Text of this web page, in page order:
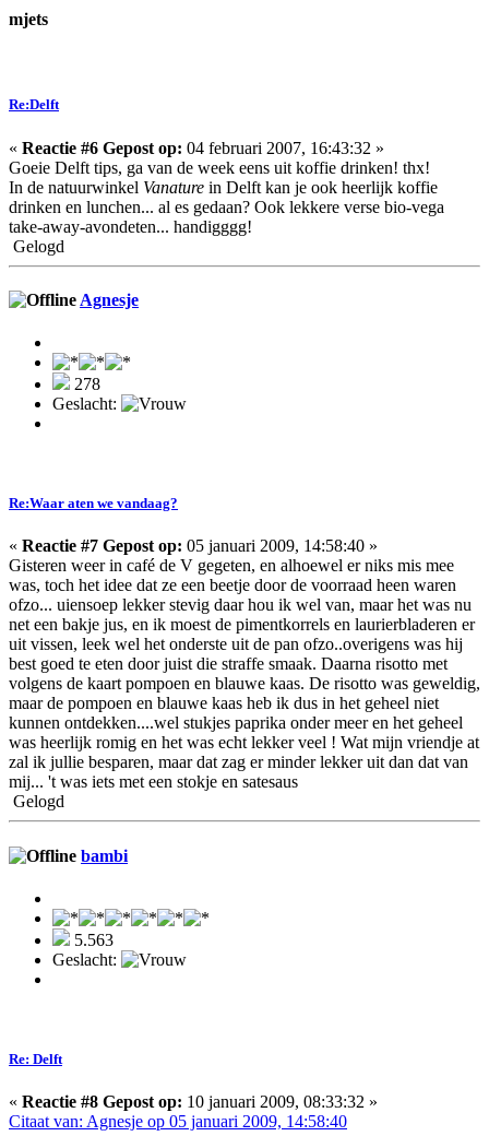
mjets
Re:Delft
« Reactie #6 Gepost op: 04 februari 2007, 16:43:32 »
Goeie Delft tips, ga van de week eens uit koffie drinken! thx!
In de natuurwinkel Vanature in Delft kan je ook heerlijk koffie
drinken en lunchen... al es gedaan? Ook lekkere verse bio-vega
take-away-avondeten... handigggg!
Gelogd
Agnesje
278
Geslacht:
Re:Waar aten we vandaag?
« Reactie #7 Gepost op: 05 januari 2009, 14:58:40 »
Gisteren weer in café de V gegeten, en alhoewel er niks mis mee
was, toch het idee dat ze een beetje door de voorraad heen waren
ofzo... uiensoep lekker stevig daar hou ik wel van, maar het was nu
net een bakje jus, en ik moest de pimentkorrels en laurierbladeren er
uit vissen, leek wel het onderste uit de pan ofzo..overigens was hij
best goed te eten door juist die straffe smaak. Daarna risotto met
volgens de kaart pompoen en blauwe kaas. De risotto was geweldig,
maar de pompoen en blauwe kaas heb ik dus in het geheel niet
kunnen ontdekken....wel stukjes paprika onder meer en het geheel
was heerlijk romig en het was echt lekker veel ! Wat mijn vriendje at
zal ik jullie besparen, maar dat zag er minder lekker uit dan dat van
mij... 't was iets met een stokje en satesaus
Gelogd
bambi
5.563
Geslacht:
Re: Delft
« Reactie #8 Gepost op: 10 januari 2009, 08:33:32 »
Citaat van: Agnesje op 05 januari 2009, 14:58:40